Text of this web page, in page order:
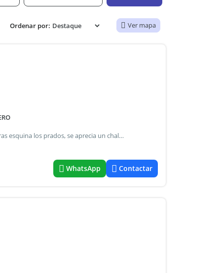
Ordenar por: Ver mapa
En mina clavero con escritura: zona cic. Sobre calle las moras esquina los prados, se aprecia un chalet de 45 metros cubiertos, en planta baja, que consta de living comedor, cocina, baño con ducha, salón/living con hogar, dormitorio con división. Posibles de obtener dos dormitorios. Hermoso entorno verde, con patio con parrilla, jardín adelante, galpón, entrada de auto lateral. La cantidad de metros sobre los cuales se emplaza este inmueble consta de un terreno con escritura: (319.67 mts2). Interesante inmueble con proyección para construir más metros! Cerca de colegios, farmacias. Cic de mina clavero, el río a 300 mts! Del centro a 8 cuadras.
WhatsApp Contactar